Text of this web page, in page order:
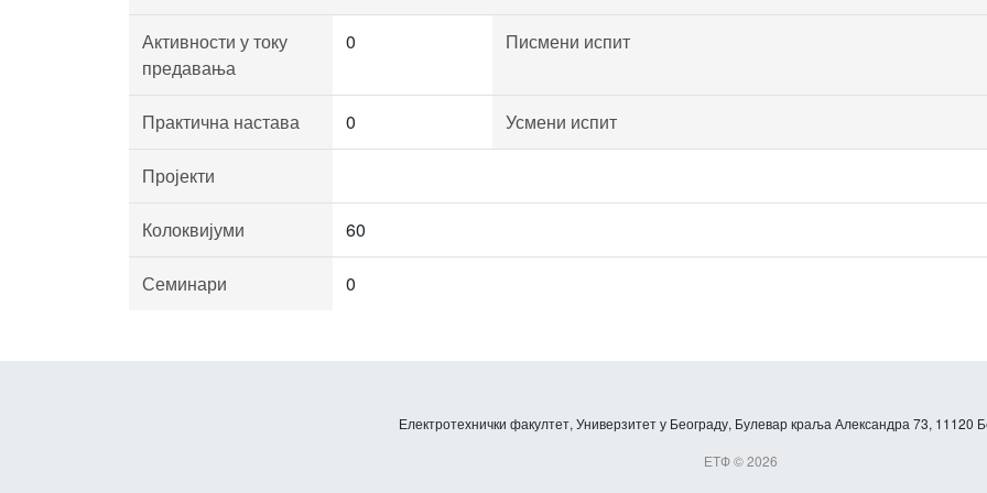
Активности у току
предавања
0 Писмени испит
Практична настава 0 Усмени испит
Пројекти
Колоквијуми 60
Семинари 0
Електротехнички факултет, Универзитет у Београду, Булевар краља Александра 73, 11120
ЕТФ © 2026